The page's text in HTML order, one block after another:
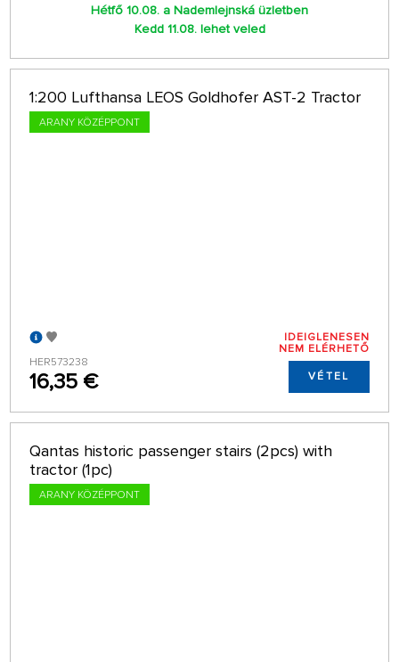
Hétfő 10.08. a Nademlejnská üzletben
Kedd 11.08. lehet veled
1:200 Lufthansa LEOS Goldhofer AST-2 Tractor
ARANY KÖZÉPPONT
HER573238
16,35 €
IDEIGLENESEN
NEM ELÉRHETŐ
VÉTEL
Qantas historic passenger stairs (2pcs) with
tractor (1pc)
ARANY KÖZÉPPONT